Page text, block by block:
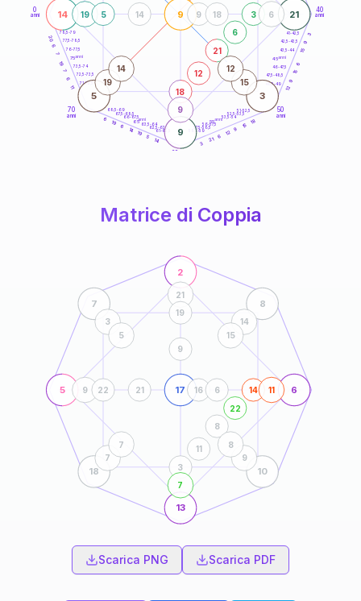
0
anni
40
anni
50
anni
60
70
anni
41-42,5
42,5-43,5
43,5-44
46-47,5
47,5-48,5
48,5-49
51-52,5
52,5-53,5
53,5-54
56-57,5
57,5-58,5
58,5-59
61-62,5
62,5-63,5
63,5-64
66-67,5
67,5-68,5
68,5-69
71-72,5
72,5-73,5
73,5-74
76-77,5
77,5-78,5
78,5-79 3
9
15
6
15
9
12
18
15
9
12
6
21
3
14
5
19
14
6
19
6
11
6
7
19
7
6
20
14 21
9
9
5 3
18
12
21
6
3
19 6
9
5 9 18
14
19
14
15
12
45anni
55anni
65anni
75anni
Matrice di Coppia
5
2
6
13
17
7 8
18 10
3
11
8
22
14
9
21
11
7
22
19
16 6
21
9
3
5
14
15
7
7
9
8
Scarica PNG Scarica PDF